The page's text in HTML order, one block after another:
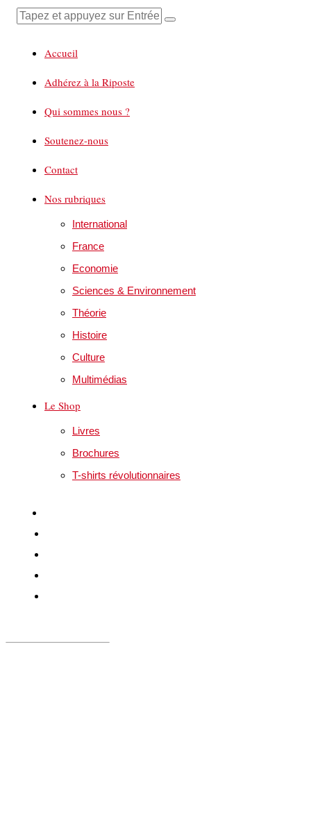
Accueil
Adhérez à la Riposte
Qui sommes nous ?
Soutenez-nous
Contact
Nos rubriques
International
France
Economie
Sciences & Environnement
Théorie
Histoire
Culture
Multimédias
Le Shop
Livres
Brochures
T-shirts révolutionnaires